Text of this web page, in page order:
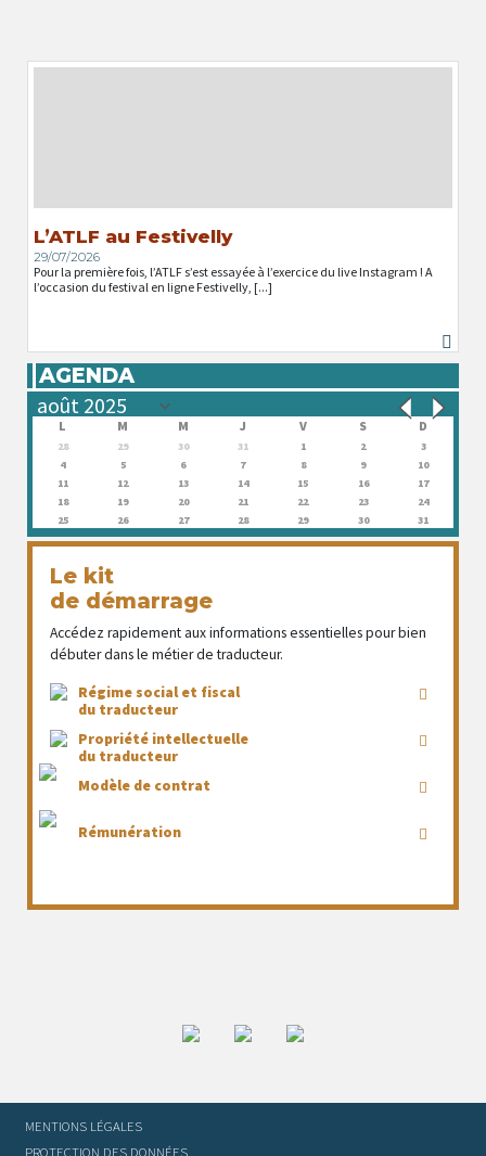
L’ATLF au Festivelly
29/07/2026
Pour la première fois, l’ATLF s’est essayée à l’exercice du live Instagram ! A
l’occasion du festival en ligne Festivelly, [...]
AGENDA
L M M J V S D
28 29 30 31 1 2
3
4
5 6 7 8 9
10
11
12 13 14 15 16
17
18
19 20 21 22 23
24
25
26 27 28 29 30 31
Le kit
de démarrage
Accédez rapidement aux informations essentielles pour bien
débuter dans le métier de traducteur.
Régime social et fiscal
du traducteur
Propriété intellectuelle
du traducteur
Modèle de contrat
Rémunération
MENTIONS LÉGALES
PROTECTION DES DONNÉES